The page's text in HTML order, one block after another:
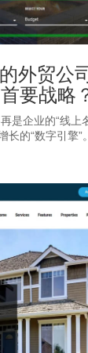
外贸公
要战略
是企业的“线上
长的“数字引擎